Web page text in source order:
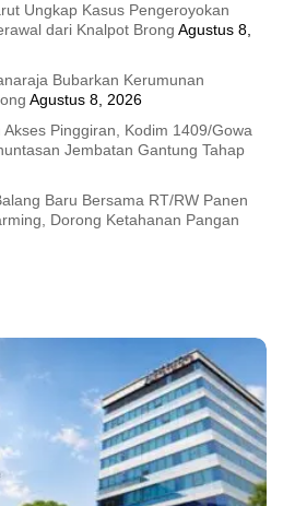
Ungkap Kasus Pengeroyokan
dari Knalpot Brong Agustus 8,
Bubarkan Kerumunan
Agustus 8, 2026
Akses Pinggiran, Kodim 1409/Gowa
Jembatan Gantung Tahap
Baru Bersama RT/RW Panen
Dorong Ketahanan Pangan